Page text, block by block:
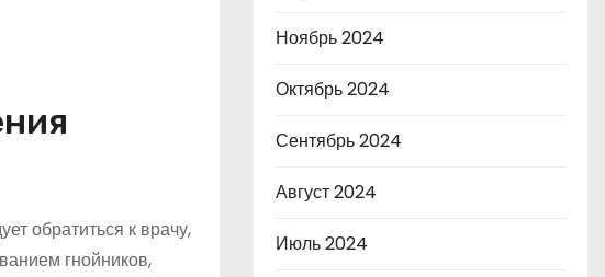
обратиться к врачу,
гнойников,
Ноябрь 2024
Октябрь 2024
Сентябрь 2024
Август 2024
Июль 2024